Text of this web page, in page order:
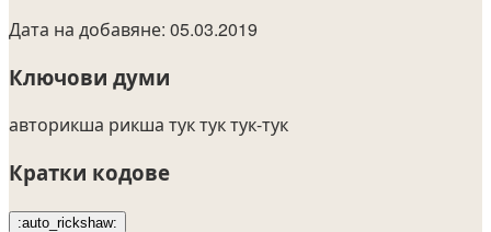
Дата на добавяне: 05.03.2019
Ключови думи
авторикша рикша тук туктук-тук
Кратки кодове
:auto_rickshaw: